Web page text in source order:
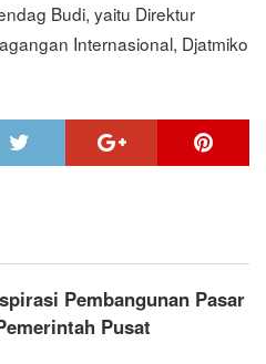
Budi, yaitu Direktur
Internasional, Djatmiko
Pembangunan Pasar
Pusat